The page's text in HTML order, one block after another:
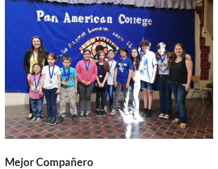
Mejor Compañero